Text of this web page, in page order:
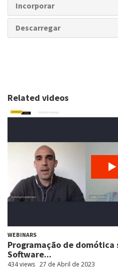
Incorporar
Descarregar
Related videos
WEBINARS
Programação de
Software...
434 views 27 de Abril de 2023